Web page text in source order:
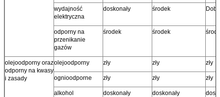
wydajność
elektryczna
doskonały środek
odporny na
przenikanie
gazów
środek środek
olejoodporny oraz
odporny na kwasy
i zasady
olejoodporny zły zły zły
ognioodporne zły zły zły
alkohol doskonały doskonały